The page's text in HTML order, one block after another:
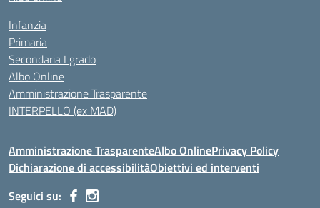
Infanzia
Primaria
Secondaria I grado
Albo Online
Amministrazione Trasparente
INTERPELLO (ex MAD)
Amministrazione TrasparenteAlbo OnlinePrivacy Policy
Dichiarazione di accessibilitàObiettivi ed interventi
Seguici su: